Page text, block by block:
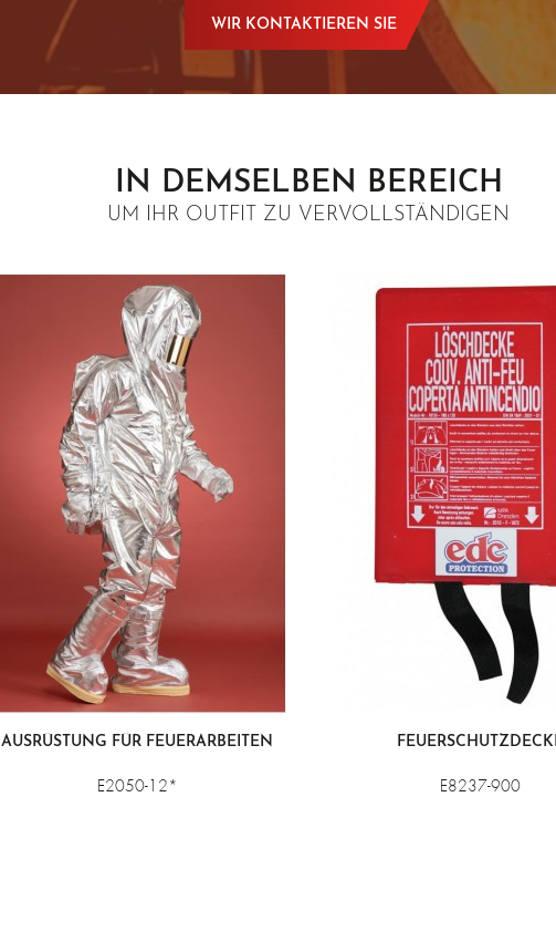
WIR KONTAKTIEREN SIE
IN DEMSELBEN BEREICH
UM IHR OUTFIT ZU VERVOLLSTÄNDIGEN
AUSRÜSTUNG FÜR FEUERARBEITEN
E2050-12* E8237-900